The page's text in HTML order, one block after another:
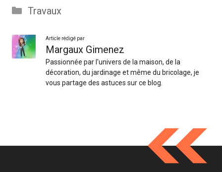
Catégories
Travaux
Article rédigé par
Margaux Gimenez
Passionnée par l'univers de la maison, de la
décoration, du jardinage et même du bricolage, je
vous partage des astuces sur ce blog.